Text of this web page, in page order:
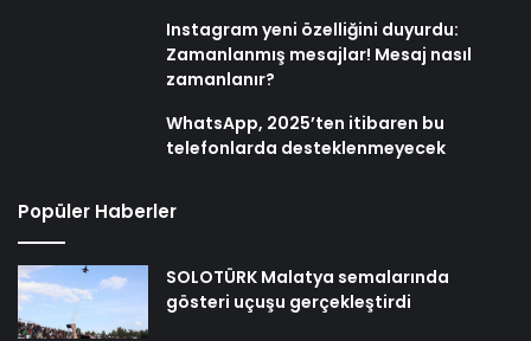
Instagram yeni özelliğini duyurdu:
Zamanlanmış mesajlar! Mesaj nasıl
zamanlanır?
WhatsApp, 2025’ten itibaren bu
telefonlarda desteklenmeyecek
Popüler Haberler
SOLOTÜRK Malatya semalarında
gösteri uçuşu gerçekleştirdi